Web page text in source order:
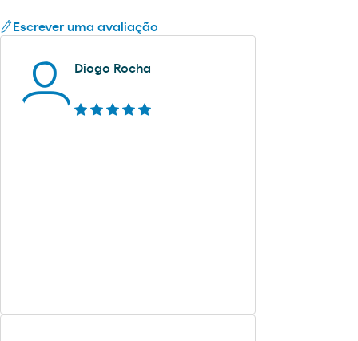
Escrever uma avaliação
Diogo Rocha